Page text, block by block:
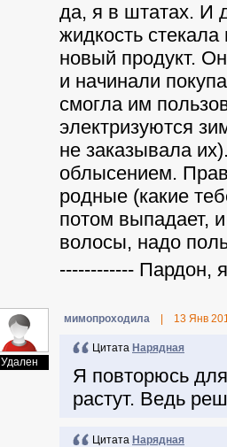
да, я в штатах. И
жидкость
новый продукт.
и начинали
смогла им
электризуются
не заказывала
облысением.
родные (какие
потом выпадает,
волосы, надо
------------ Пардон,
Удален
мимопроходила 13 Янв
Цитата Нарядная
Я повторюсь
растут. Ведь
Цитата Нарядная